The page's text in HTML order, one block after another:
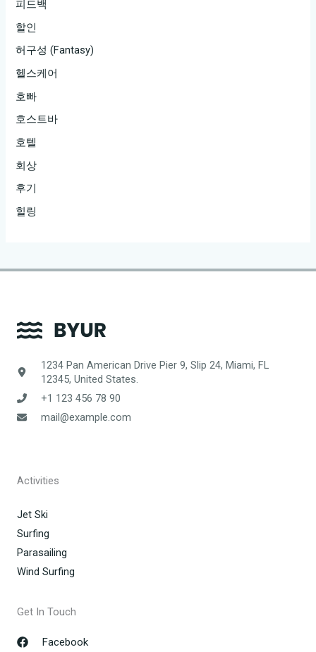
피드백
할인
허구성 (Fantasy)
헬스케어
호빠
호스트바
호텔
회상
후기
힐링
1234 Pan American Drive Pier 9, Slip 24, Miami, FL
12345, United States.
+1 123 456 78 90
mail@example.com
Activities
Jet Ski
Surfing
Parasailing
Wind Surfing
Get In Touch
Facebook